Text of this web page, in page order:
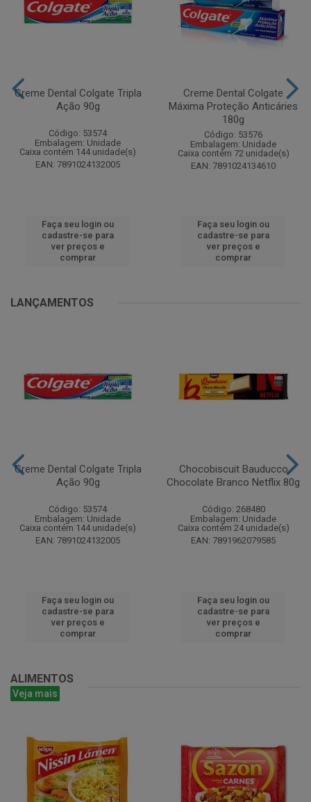
Creme Dental Colgate Tripla
Ação 90g
Código: 53574
Embalagem: Unidade
Caixa contém 144 unidade(s)
EAN: 7891024132005
Faça seu login ou
cadastre-se para
ver preços e
comprar
Creme Dental Colgate
Máxima Proteção Anticáries
180g
Código: 53576
Embalagem: Unidade
Caixa contém 72 unidade(s)
EAN: 7891024134610
Faça seu login ou
cadastre-se para
ver preços e
comprar
LANÇAMENTOS
Creme Dental Colgate Tripla
Ação 90g
Código: 53574
Embalagem: Unidade
Caixa contém 144 unidade(s)
EAN: 7891024132005
Faça seu login ou
cadastre-se para
ver preços e
comprar
Chocobiscuit Bauducco
Chocolate Branco Netflix 80g
Código: 268480
Embalagem: Unidade
Caixa contém 24 unidade(s)
EAN: 7891962079585
Faça seu login ou
cadastre-se para
ver preços e
comprar
ALIMENTOS
Veja mais